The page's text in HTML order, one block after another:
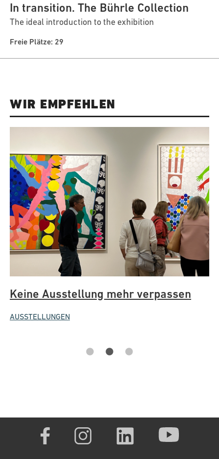
In transition. The Bührle Collection
The ideal introduction to the exhibition
Freie Plätze: 29
WIR EMPFEHLEN
Keine Ausstellung mehr verpassen
AUSSTELLUNGEN